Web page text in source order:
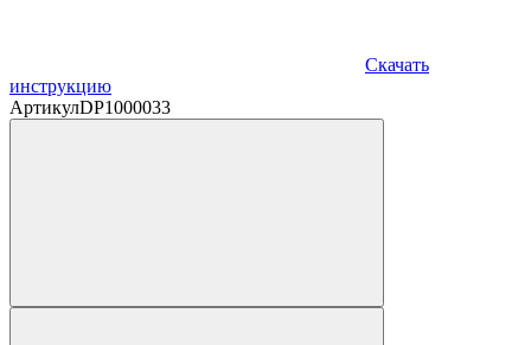
Скачать
инструкцию
АртикулDP1000033